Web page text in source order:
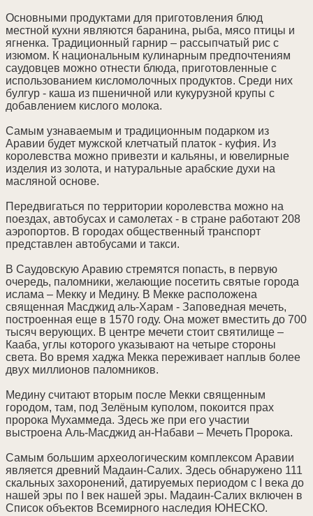
Основными продуктами для приготовления блюд
местной кухни являются баранина, рыба, мясо птицы и
ягненка. Традиционный гарнир – рассыпчатый рис с
изюмом. К национальным кулинарным предпочтениям
саудовцев можно отнести блюда, приготовленные с
использованием кисломолочных продуктов. Среди них
булгур - каша из пшеничной или кукурузной крупы с
добавлением кислого молока.
Самым узнаваемым и традиционным подарком из
Аравии будет мужской клетчатый платок - куфия. Из
королевства можно привезти и кальяны, и ювелирные
изделия из золота, и натуральные арабские духи на
масляной основе.
Передвигаться по территории королевства можно на
поездах, автобусах и самолетах - в стране работают 208
аэропортов. В городах общественный транспорт
представлен автобусами и такси.
В Саудовскую Аравию стремятся попасть, в первую
очередь, паломники, желающие посетить святые города
ислама – Мекку и Медину. В Мекке расположена
священная Масджид аль-Харам - Заповедная мечеть,
построенная еще в 1570 году. Она может вместить до 700
тысяч верующих. В центре мечети стоит святилище –
Кааба, углы которого указывают на четыре стороны
света. Во время хаджа Мекка переживает наплыв более
двух миллионов паломников.
Медину считают вторым после Мекки священным
городом, там, под Зелёным куполом, покоится прах
пророка Мухаммеда. Здесь же при его участии
выстроена Аль-Масджид ан-Набави – Мечеть Пророка.
Самым большим археологическим комплексом Аравии
является древний Мадаин-Салих. Здесь обнаружено 111
скальных захоронений, датируемых периодом с I века до
нашей эры по I век нашей эры. Мадаин-Салих включен в
Список объектов Всемирного наследия ЮНЕСКО.